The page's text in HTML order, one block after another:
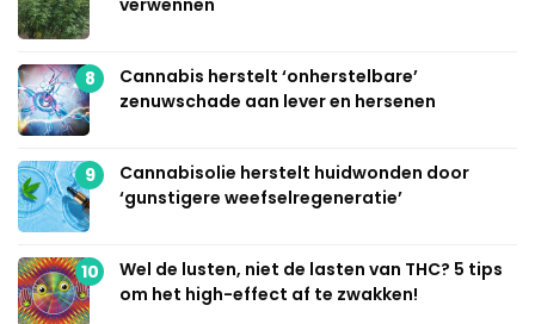
8
Cannabis herstelt ‘onherstelbare’
zenuwschade aan lever en hersenen
9
Cannabisolie herstelt huidwonden door
‘gunstigere weefselregeneratie’
10
Wel de lusten, niet de lasten van THC? 5 tips
om het high-effect af te zwakken!